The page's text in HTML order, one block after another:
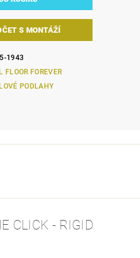
S MONTÁŽÍ
1943
FLOOR FOREVER
PODLAHY
CLICK - RIGID